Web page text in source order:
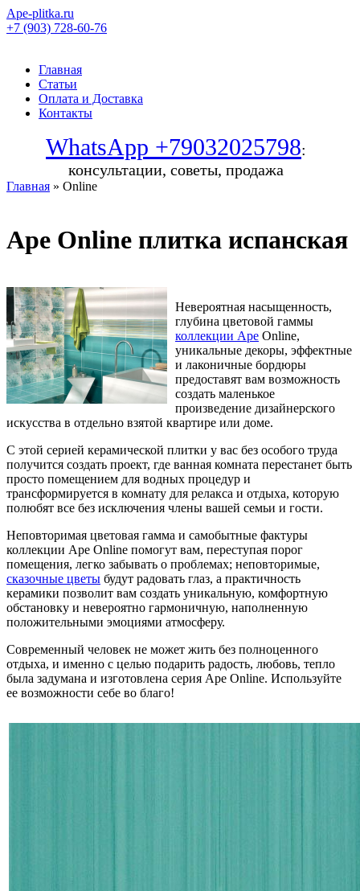
Ape-plitka.ru
+7 (903) 728-60-76
Главная
Статьи
Оплата и Доставка
Контакты
WhatsApp +79032025798:
консультации, советы, продажа
Главная » Online
Ape Online плитка испанская
Невероятная насыщенность,
глубина цветовой гаммы
коллекции Ape Online,
уникальные декоры, эффектные
и лаконичные бордюры
предоставят вам возможность
создать маленькое
произведение дизайнерского
искусства в отдельно взятой квартире или доме.
С этой серией керамической плитки у вас без особого труда
получится создать проект, где ванная комната перестанет быть
просто помещением для водных процедур и
трансформируется в комнату для релакса и отдыха, которую
полюбят все без исключения члены вашей семьи и гости.
Неповторимая цветовая гамма и самобытные фактуры
коллекции Ape Online помогут вам, переступая порог
помещения, легко забывать о проблемах; неповторимые,
сказочные цветы будут радовать глаз, а практичность
керамики позволит вам создать уникальную, комфортную
обстановку и невероятно гармоничную, наполненную
положительными эмоциями атмосферу.
Современный человек не может жить без полноценного
отдыха, и именно с целью подарить радость, любовь, тепло
была задумана и изготовлена серия Ape Online. Используйте
ее возможности себе во благо!